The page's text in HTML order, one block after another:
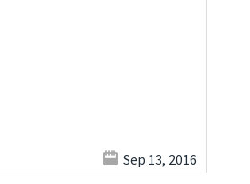
Sep 13, 2016